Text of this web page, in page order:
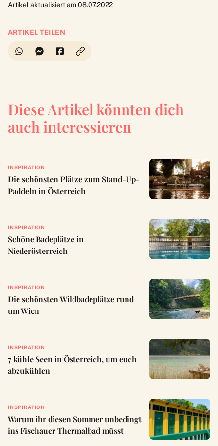
Artikel aktualisiert am 08.07.2022
ARTIKEL TEILEN
Diese Artikel könnten dich
auch interessieren
INSPIRATION
Die schönsten Plätze zum Stand-Up-
Paddeln in Österreich
INSPIRATION
Schöne Badeplätze in
Niederösterreich
INSPIRATION
Die schönsten Wildbadeplätze rund
um Wien
INSPIRATION
7 kühle Seen in Österreich, um euch
abzukühlen
INSPIRATION
Warum ihr diesen Sommer unbedingt
ins Fischauer Thermalbad müsst